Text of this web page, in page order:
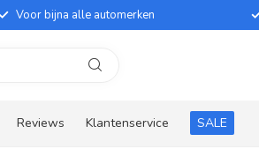
Voor bijna alle automerken
Reviews Klantenservice SALE